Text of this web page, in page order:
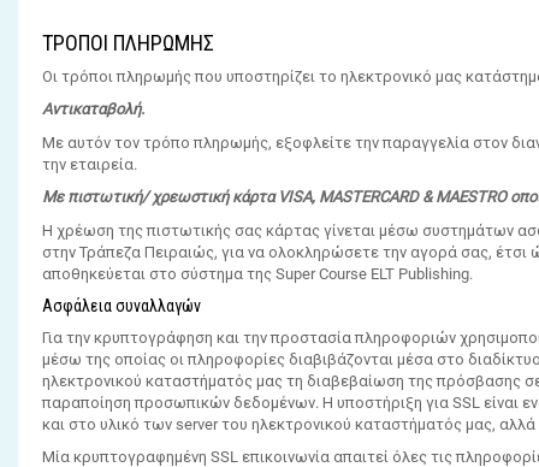
ΤΡΟΠΟΙ ΠΛΗΡΩΜΗΣ
Οι τρόποι πληρωμής που υποστηρίζει το ηλεκτρονικό μας
Aντικαταβολή.
Με αυτόν τον τρόπο πληρωμής, εξοφλείτε την παραγγελία στον
την εταιρεία.
Με πιστωτική/ χρεωστική κάρτα VISA, MASTERCARD & MAESTRO
Η χρέωση της πιστωτικής σας κάρτας γίνεται μέσω συστημάτων
στην Τράπεζα Πειραιώς, για να ολοκληρώσετε την αγορά σας,
αποθηκεύεται στο σύστημα της Super Course ELT Publishing.
Ασφάλεια συναλλαγών
Για την κρυπτογράφηση και την προστασία πληροφοριών
μέσω της οποίας οι πληροφορίες διαβιβάζονται μέσα στο
ηλεκτρονικού καταστήματός μας τη διαβεβαίωση της πρόσβασης
παραποίηση προσωπικών δεδομένων. Η υποστήριξη για SSL είναι
και στο υλικό των server του ηλεκτρονικού καταστήματός μας,
Μία κρυπτογραφημένη SSL επικοινωνία απαιτεί όλες τις